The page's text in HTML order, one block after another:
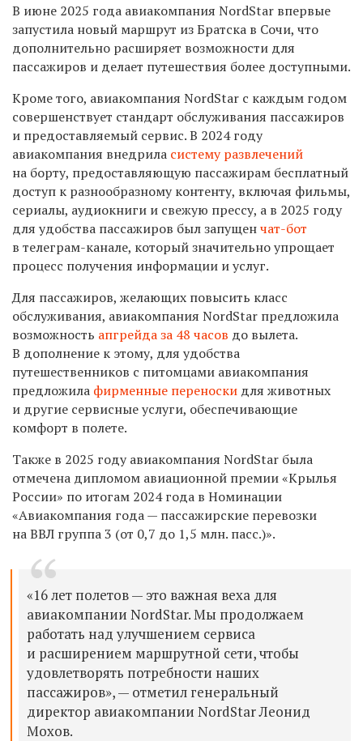
В июне 2025 года авиакомпания NordStar впервые
запустила новый маршрут из Братска в Сочи, что
дополнительно расширяет возможности для
пассажиров и делает путешествия более доступными.
Кроме того, авиакомпания NordStar с каждым годом
совершенствует стандарт обслуживания пассажиров
и предоставляемый сервис. В 2024 году
авиакомпания внедрила систему развлечений
на борту, предоставляющую пассажирам бесплатный
доступ к разнообразному контенту, включая фильмы,
сериалы, аудиокниги и свежую прессу, а в 2025 году
для удобства пассажиров был запущенчат-бот
в телеграм-канале, который значительно упрощает
процесс получения информации и услуг.
Для пассажиров, желающих повысить класс
обслуживания, авиакомпания NordStar предложила
возможность апгрейда за 48 часов до вылета.
В дополнение к этому, для удобства
путешественников с питомцами авиакомпания
предложила фирменные переноски для животных
и другие сервисные услуги, обеспечивающие
комфорт в полете.
Также в 2025 году авиакомпания NordStar была
отмечена дипломом авиационной премии «Крылья
России» по итогам 2024 года в Номинации
«Авиакомпания года — пассажирские перевозки
на ВВЛ группа 3 (от 0,7 до 1,5 млн. пасс.)».
«16 лет полетов — это важная веха для
авиакомпании NordStar. Мы продолжаем
работать над улучшением сервиса
и расширением маршрутной сети, чтобы
удовлетворять потребности наших
пассажиров», — отметил генеральный
директор авиакомпании NordStar Леонид
Мохов.